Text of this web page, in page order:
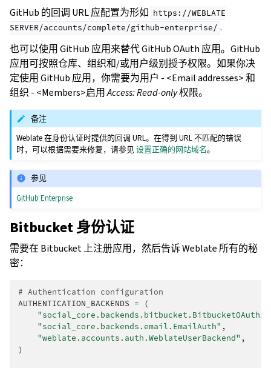
GitHub 的回调 URL 应配置为形如 https://WEBLATE
SERVER/accounts/complete/github-enterprise/ .
也可以使用 GitHub 应用来替代 GitHub OAuth 应用。GitHub
应用可按照仓库、组织和/或用户级别授予权限。如果你决
定使用 GitHub 应用，你需要为用户 - <Email addresses> 和
组织 - <Members>启用Access: Read-only权限。
备注
Weblate 在身份认证时提供的回调 URL。在得到 URL 不匹配的错误
时，可以根据需要来修复，请参见设置正确的网站域名。
参见
GitHub Enterprise
Bitbucket 身份认证
需要在 Bitbucket 上注册应用，然后告诉 Weblate 所有的秘
密：
# Authentication configuration
AUTHENTICATION_BACKENDS =
(
"social_core.backends.bitbucket.BitbucketOAuth2"
"social_core.backends.email.EmailAuth" ,
"weblate.accounts.auth.WeblateUserBackend" ,
)